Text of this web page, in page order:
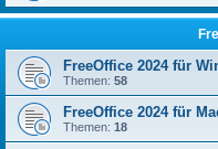
FreeOffice 2024 für
Themen: 58
FreeOffice 2024 für
Themen: 18